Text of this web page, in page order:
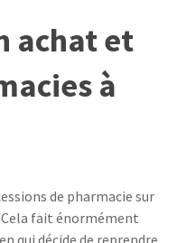
achat et
à
de pharmacie sur
fait énormément
qui décide de reprendre